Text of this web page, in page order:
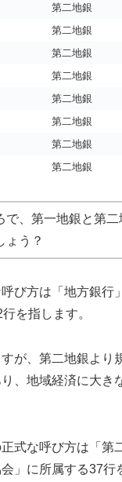
第二地銀
第二地銀
第二地銀
第二地銀
第二地銀
第二地銀
第二地銀
第二地銀
で、第一地銀と第二
ょう？
び方は「地方銀行
を指します。
が、第二地銀より
、地域経済に大き
式な呼び方は「第
」に所属する37行